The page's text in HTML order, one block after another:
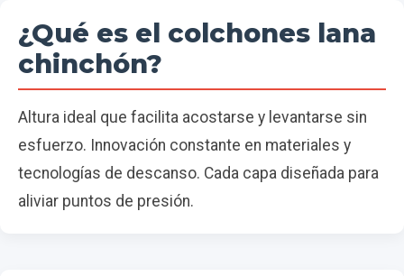
¿Qué es el colchones lana
chinchón?
Altura ideal que facilita acostarse y levantarse sin
esfuerzo. Innovación constante en materiales y
tecnologías de descanso. Cada capa diseñada para
aliviar puntos de presión.